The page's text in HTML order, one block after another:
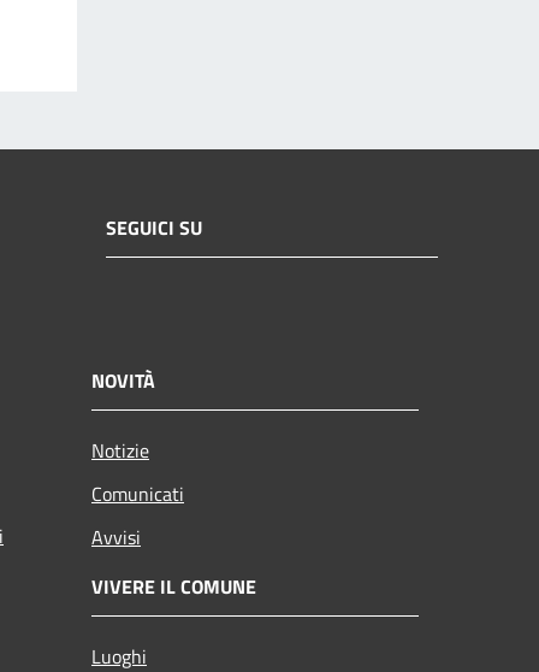
SEGUICI SU
NOVITÀ
Notizie
Comunicati
Avvisi
VIVERE IL COMUNE
Luoghi